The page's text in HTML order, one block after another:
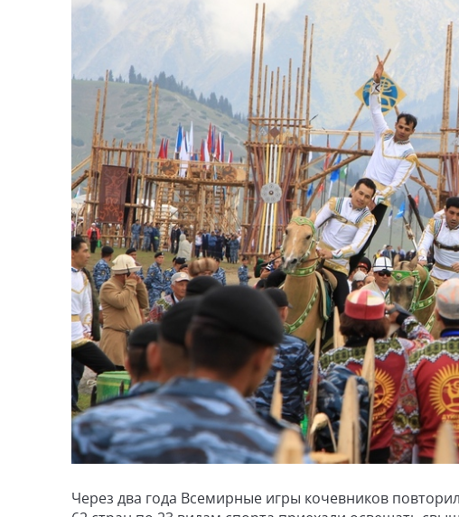
Через два года Всемирные игры кочевников